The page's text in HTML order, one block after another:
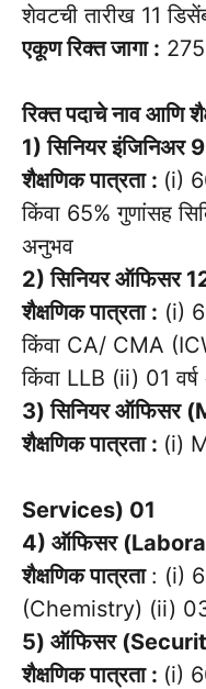
शेवटची तारीख 11
एकूण रिक्त जागा : 275
रिक्त पदाचे नाव आणि
1) सिनियर इंजिनिअर
शैक्षणिक पात्रता : (i)
किंवा 65% गुणांसह
अनुभव
2) सिनियर ऑफिसर
शैक्षणिक पात्रता : (i)
किंवा CA/ CMA
किंवा LLB (ii) 01
3) सिनियर ऑफिसर
शैक्षणिक पात्रता : (i)
Services) 01
4) ऑफिसर
शैक्षणिक पात्रता : (i)
(Chemistry) (ii)
5) ऑफिसर
शैक्षणिक पात्रता : (i)